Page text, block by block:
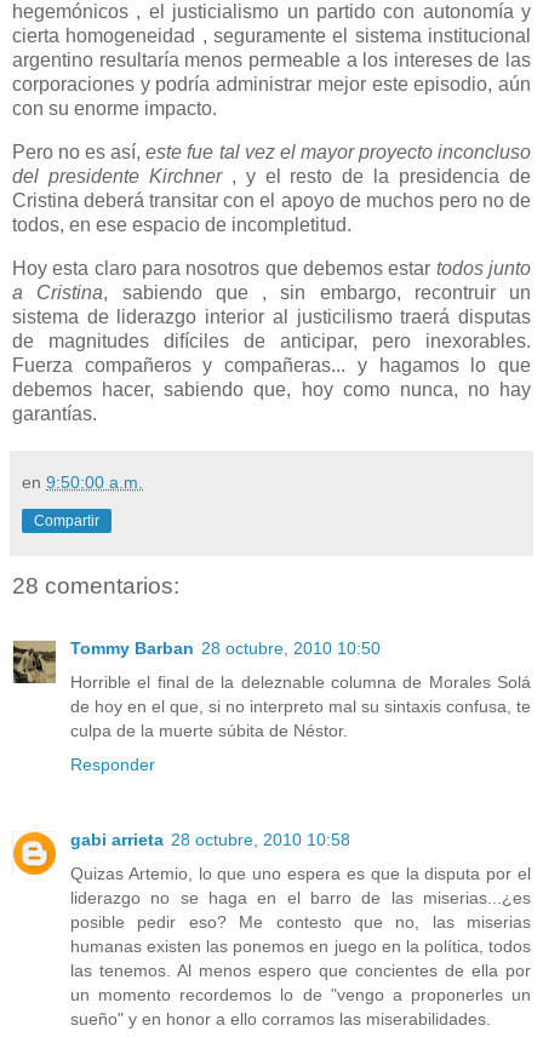
hegemónicos , el justicialismo un partido con autonomía y
cierta homogeneidad , seguramente el sistema institucional
argentino resultaría menos permeable a los intereses de las
corporaciones y podría administrar mejor este episodio, aún
con su enorme impacto.
Pero no es así,este fue tal vez el mayor proyecto inconcluso
del presidente Kirchner, y el resto de la presidencia de
Cristina deberá transitar con el apoyo de muchos pero no de
todos, en ese espacio de incompletitud.
Hoy esta claro para nosotros que debemos estar todos junto
a Cristina, sabiendo que , sin embargo, recontruir un
sistema de liderazgo interior al justicilismo traerá disputas
de magnitudes difíciles de anticipar, pero inexorables.
Fuerza compañeros y compañeras... y hagamos lo que
debemos hacer, sabiendo que, hoy como nunca, no hay
garantías.
en 9:50:00 a.m.
Compartir
28 comentarios:
Tommy Barban 28 octubre, 2010 10:50
Horrible el final de la deleznable columna de Morales Solá
de hoy en el que, si no interpreto mal su sintaxis confusa, te
culpa de la muerte súbita de Néstor.
Responder
gabi arrieta 28 octubre, 2010 10:58
Quizas Artemio, lo que uno espera es que la disputa por el
liderazgo no se haga en el barro de las miserias...¿es
posible pedir eso? Me contesto que no, las miserias
humanas existen las ponemos en juego en la política, todos
las tenemos. Al menos espero que concientes de ella por
un momento recordemos lo de "vengo a proponerles un
sueño" y en honor a ello corramos las miserabilidades.